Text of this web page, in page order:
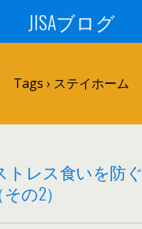
JISAブログ
Tags › ステイホーム
トレス食いを防ぐ
の2）